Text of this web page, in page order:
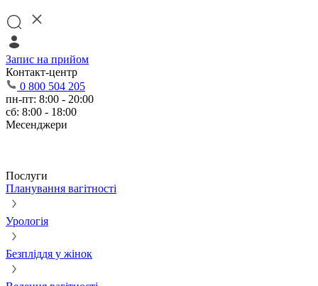
Запис на прийом
Контакт-центр
0 800 504 205
пн-пт: 8:00 - 20:00
сб: 8:00 - 18:00
Месенджери
Послуги
Планування вагітності
Урологія
Безпліддя у жінок